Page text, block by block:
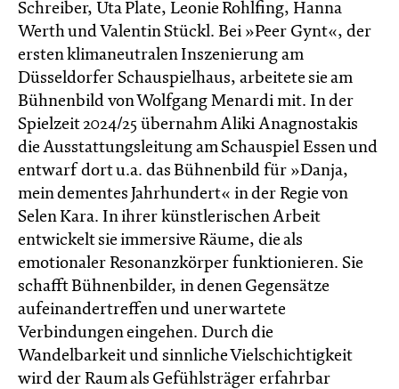
Schreiber, Uta Plate, Leonie Rohlfing, Hanna
Werth und Valentin Stückl. Bei »Peer Gynt«, der
ersten klimaneutralen Inszenierung am
Düsseldorfer Schauspielhaus, arbeitete sie am
Bühnenbild von Wolfgang Menardi mit. In der
Spielzeit 2024/25 übernahm Aliki Anagnostakis
die Ausstattungsleitung am Schauspiel Essen und
entwarf dort u.a. das Bühnenbild für »Danja,
mein dementes Jahrhundert« in der Regie von
Selen Kara. In ihrer künstlerischen Arbeit
entwickelt sie immersive Räume, die als
emotionaler Resonanzkörper funktionieren. Sie
schafft Bühnenbilder, in denen Gegensätze
aufeinandertreffen und unerwartete
Verbindungen eingehen. Durch die
Wandelbarkeit und sinnliche Vielschichtigkeit
wird der Raum als Gefühlsträger erfahrbar